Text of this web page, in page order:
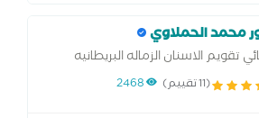
محمد الحملاوي
تقويم الاسنان الزماله البريطانيه
الاسنان
(11 تقييم) 2468